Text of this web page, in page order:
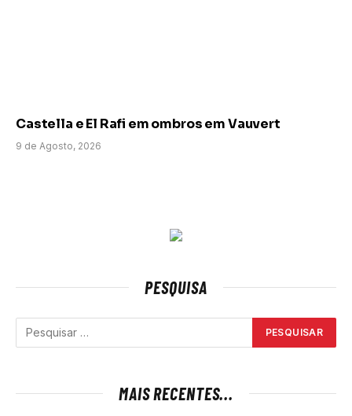
Castella e El Rafi em ombros em Vauvert
9 de Agosto, 2026
PESQUISA
MAIS RECENTES...